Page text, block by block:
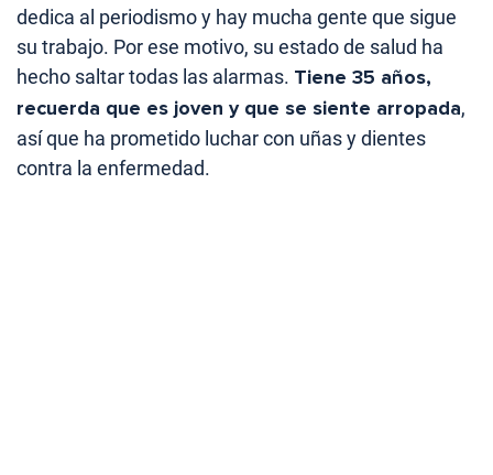
dedica al periodismo y hay mucha gente que sigue
su trabajo. Por ese motivo, su estado de salud ha
hecho saltar todas las alarmas. Tiene 35 años,
recuerda que es joven y que se siente arropada,
así que ha prometido luchar con uñas y dientes
contra la enfermedad.